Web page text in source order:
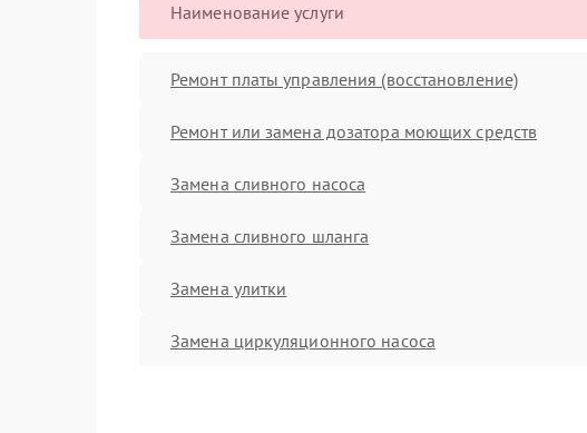
Наименование услуги
Ремонт платы управления (восстановление)
Ремонт или замена дозатора моющих средств
Замена сливного насоса
Замена сливного шланга
Замена улитки
Замена циркуляционного насоса